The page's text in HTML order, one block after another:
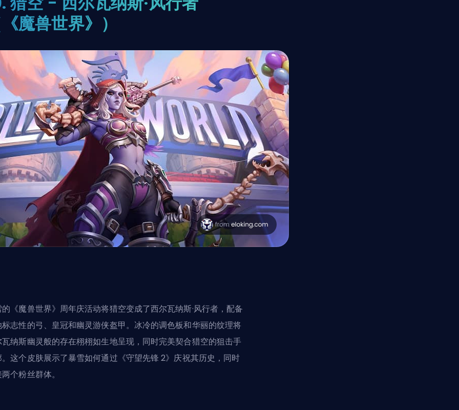
魔兽世界》）
《魔兽世界》周年庆活动将猎空变成了西尔瓦纳斯·风行者，配备
志性的弓、皇冠和幽灵游侠盔甲。冰冷的调色板和华丽的纹理将
纳斯幽灵般的存在栩栩如生地呈现，同时完美契合猎空的狙击手
这个皮肤展示了暴雪如何通过《守望先锋 2》庆祝其历史，同时
个粉丝群体。